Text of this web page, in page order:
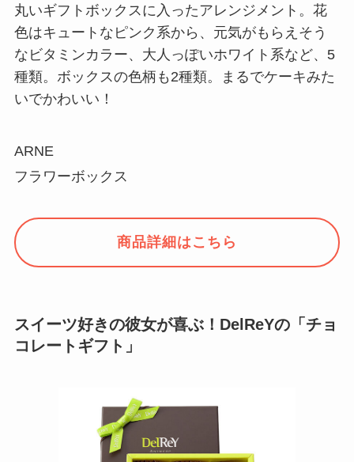
丸いギフトボックスに入ったアレンジメント。花
色はキュートなピンク系から、元気がもらえそう
なビタミンカラー、大人っぽいホワイト系など、5
種類。ボックスの色柄も2種類。まるでケーキみた
いでかわいい！
ARNE
フラワーボックス
商品詳細はこちら
スイーツ好きの彼女が喜ぶ！DelReYの「チョ
コレートギフト」